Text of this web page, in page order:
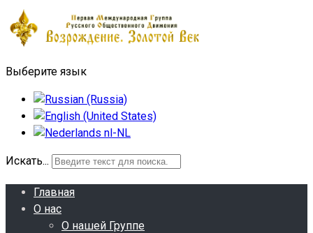
Выберите язык
Искать...
Главная
О нас
О нашей Группе